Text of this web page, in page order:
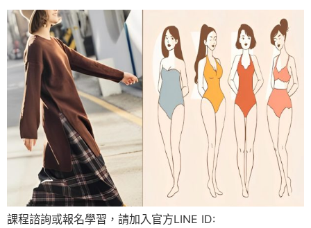
課程諮詢或報名學習，請加入官方LINE ID: